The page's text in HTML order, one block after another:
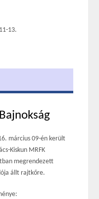
13.
március 09-én került
Kiskun MRFK
megrendezett
állt rajtkőre.